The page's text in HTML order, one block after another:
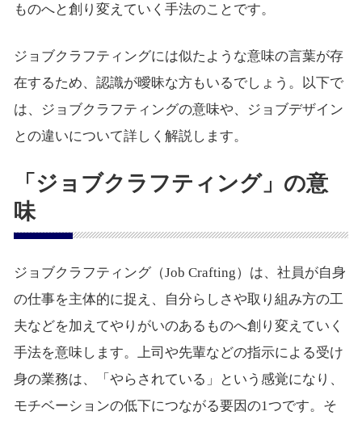
ものへと創り変えていく手法のことです。
ジョブクラフティングには似たような意味の言葉が存
在するため、認識が曖昧な方もいるでしょう。以下で
は、ジョブクラフティングの意味や、ジョブデザイン
との違いについて詳しく解説します。
「ジョブクラフティング」の意
味
ジョブクラフティング（Job Crafting）は、社員が自身
の仕事を主体的に捉え、自分らしさや取り組み方の工
夫などを加えてやりがいのあるものへ創り変えていく
手法を意味します。上司や先輩などの指示による受け
身の業務は、「やらされている」という感覚になり、
モチベーションの低下につながる要因の1つです。そ